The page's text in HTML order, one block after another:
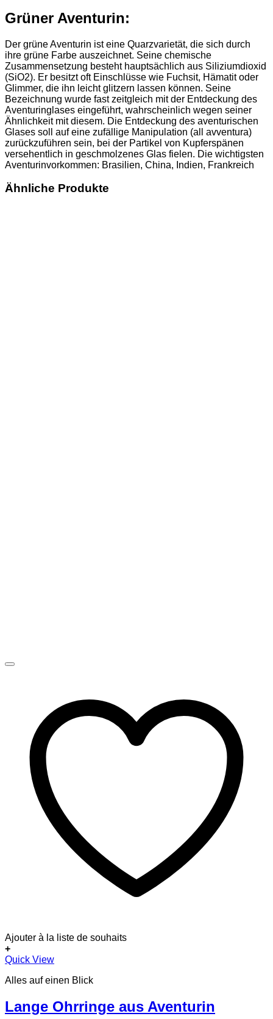
Grüner Aventurin:
Der grüne Aventurin ist eine Quarzvarietät, die sich durch
ihre grüne Farbe auszeichnet. Seine chemische
Zusammensetzung besteht hauptsächlich aus Siliziumdioxid
(SiO2). Er besitzt oft Einschlüsse wie Fuchsit, Hämatit oder
Glimmer, die ihn leicht glitzern lassen können. Seine
Bezeichnung wurde fast zeitgleich mit der Entdeckung des
Aventuringlases eingeführt, wahrscheinlich wegen seiner
Ähnlichkeit mit diesem. Die Entdeckung des aventurischen
Glases soll auf eine zufällige Manipulation (all avventura)
zurückzuführen sein, bei der Partikel von Kupferspänen
versehentlich in geschmolzenes Glas fielen. Die wichtigsten
Aventurinvorkommen: Brasilien, China, Indien, Frankreich
Ähnliche Produkte
Ajouter à la liste de souhaits
+
Quick View
Alles auf einen Blick
Lange Ohrringe aus Aventurin